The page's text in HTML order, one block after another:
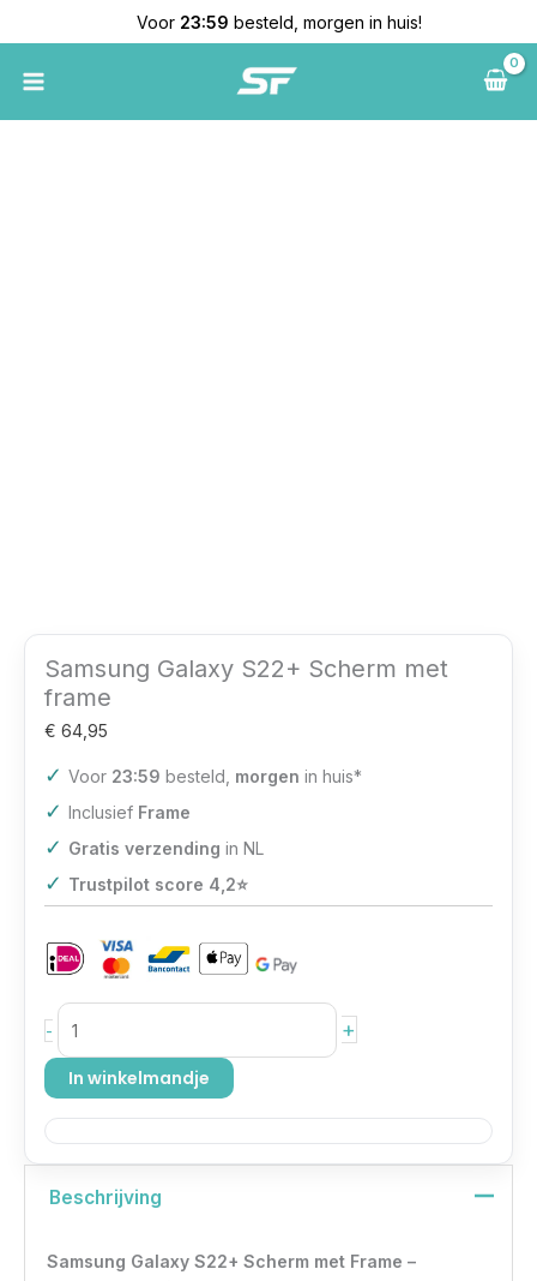
naar
inhoud
Voor 23:59 besteld, morgen in huis!
Samsung Galaxy S22+ Scherm met
frame
€ 64,95
✓ Voor 23:59 besteld, morgen in huis*
✓ Inclusief Frame
✓ Gratis verzending in NL
✓ Trustpilot score 4,2⭐️
-
Galaxy
met
+
In winkelmandje
Beschrijving
Samsung Galaxy S22+ Scherm met Frame –